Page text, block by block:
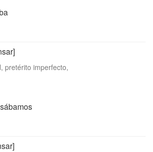
pretérito imperfecto,